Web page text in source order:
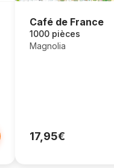
Café de France
1000 pièces
Magnolia
17,95€